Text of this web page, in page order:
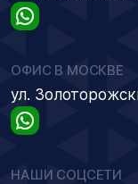
ОФИС В МОСКВЕ
ул.
НАШИ СОЦСЕТИ